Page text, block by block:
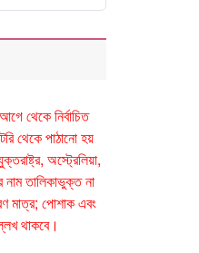
থেকে নির্বাচিত
থেকে পাঠানো হয়
অস্ট্রেলিয়া,
নাম তালিকাভুক্ত না
মাত্র; পোশাক এবং
থাকবে।